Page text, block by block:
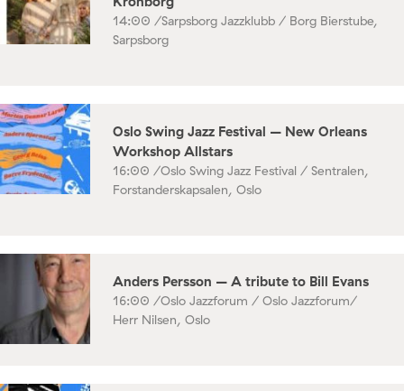
14:00 /Sarpsborg Jazzklubb / Borg Bierstube,
Sarpsborg
Oslo Swing Jazz Festival – New Orleans
Workshop Allstars
16:00 /Oslo Swing Jazz Festival / Sentralen,
Forstanderskapsalen, Oslo
Anders Persson – A tribute to Bill Evans
16:00 /Oslo Jazzforum / Oslo Jazzforum/
Herr Nilsen, Oslo